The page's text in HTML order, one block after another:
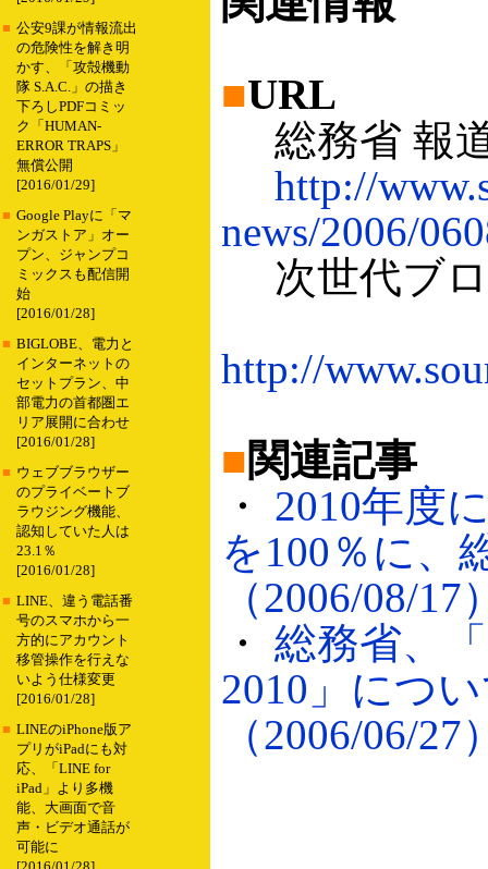
■ 公安9課が情報流出
の危険性を解き明
かす、「攻殻機動
隊 S.A.C.」の描き
下ろしPDFコミッ
ク「HUMAN-
ERROR TRAPS」
無償公開
[2016/01/29]
■ Google Playに「マ
ンガストア」オー
プン、ジャンプコ
ミックスも配信開
始
[2016/01/28]
■ BIGLOBE、電力と
インターネットの
セットプラン、中
部電力の首都圏エ
リア展開に合わせ
[2016/01/28]
■ ウェブブラウザー
のプライベートブ
ラウジング機能、
認知していた人は
23.1％
[2016/01/28]
■ LINE、違う電話番
号のスマホから一
方的にアカウント
移管操作を行えな
いよう仕様変更
[2016/01/28]
■ LINEのiPhone版ア
プリがiPadにも対
応、「LINE for
iPad」より多機
能、大画面で音
声・ビデオ通話が
可能に
■URL
総務省 報
http://
news/2006/
次世代ブロ
http://
■関連記事
・ 2010年度
を100％に、
（2006/08/17
・ 総務省、
2010」につ
（2006/06/27